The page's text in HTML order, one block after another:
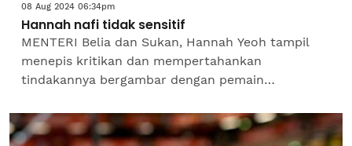
08 Aug 2024 06:34pm
Hannah nafi tidak sensitif
MENTERI Belia dan Sukan, Hannah Yeoh tampil
menepis kritikan dan mempertahankan
tindakannya bergambar dengan pemain
pingat perak Olimpik Paris 2024, Kunlavut...